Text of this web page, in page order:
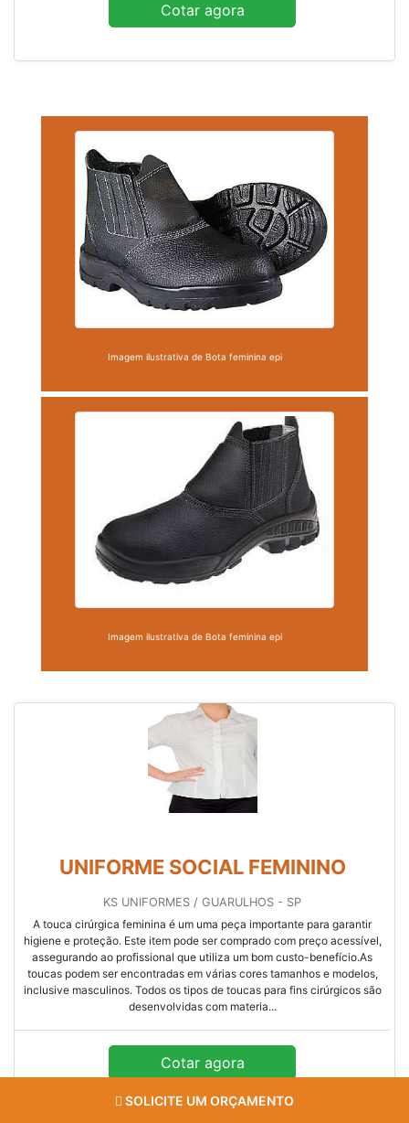
Cotar agora
Imagem ilustrativa de Bota feminina epi
Imagem ilustrativa de Bota feminina epi
UNIFORME SOCIAL FEMININO
KS UNIFORMES / GUARULHOS - SP
A touca cirúrgica feminina é um uma peça importante para garantir
higiene e proteção. Este item pode ser comprado com preço acessível,
assegurando ao profissional que utiliza um bom custo-benefício.As
toucas podem ser encontradas em várias cores tamanhos e modelos,
inclusive masculinos. Todos os tipos de toucas para fins cirúrgicos são
desenvolvidas com materia...
Cotar agora
SOLICITE UM ORÇAMENTO